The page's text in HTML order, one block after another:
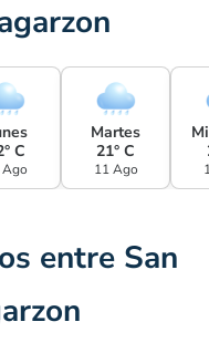
C
Ago
Martes
21° C
11 Ago
entre San